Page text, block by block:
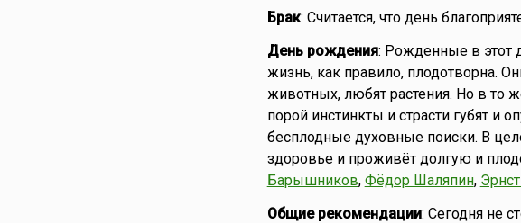
Брак: Считается, что день
День рождения: Рожденные в этот
жизнь, как правило, плодотворна.
животных, любят растения. Но в то
порой инстинкты и страсти губят и
бесплодные духовные поиски. В
здоровье и проживёт долгую и
Барышников, Фёдор Шаляпин,
Общие рекомендации: Сегодня не